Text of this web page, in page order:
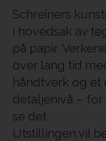
Schreiners
i hovedsak av
på papir.
over lang tid
håndtverk og et
detaljenivå –
se det.
Utstillingen vil